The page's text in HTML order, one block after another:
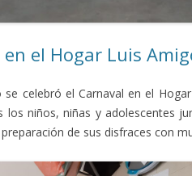
el Hogar Luis
celebró el Carnaval en el
los niños, niñas y adolescentes
de sus disfraces con